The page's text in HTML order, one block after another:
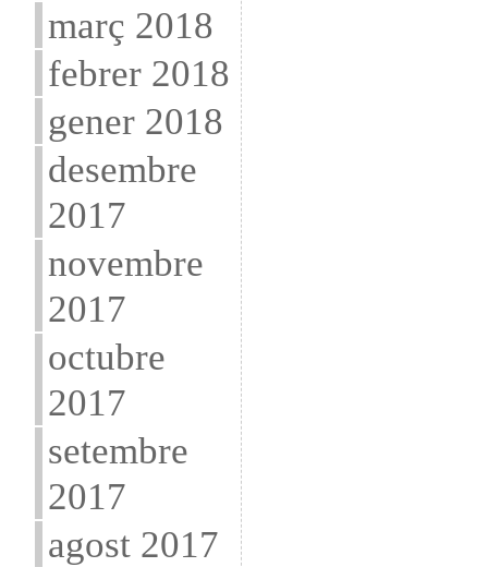
març 2018
febrer 2018
gener 2018
desembre
2017
novembre
2017
octubre
2017
setembre
2017
agost 2017